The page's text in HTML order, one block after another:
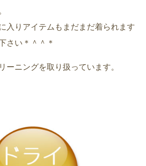
入りアイテムもまだまだ着られます
さい＊＾＾＊
ーニングを取り扱っています。